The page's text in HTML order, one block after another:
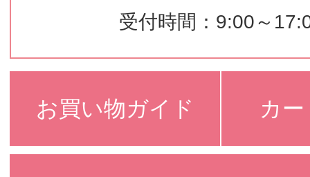
受付時間：9:00～
お買い物ガイド カ